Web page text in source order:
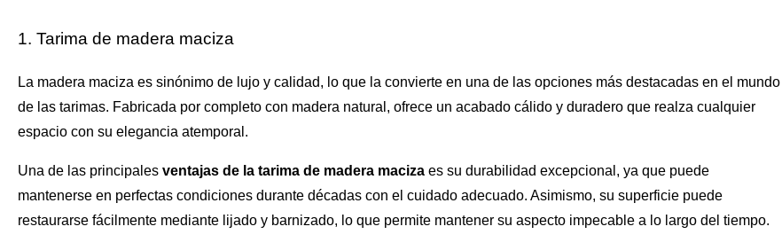
1. Tarima de madera maciza
La madera maciza es sinónimo de lujo y calidad, lo que la convierte en una de las opciones más destacadas en el mundo
de las tarimas. Fabricada por completo con madera natural, ofrece un acabado cálido y duradero que realza cualquier
espacio con su elegancia atemporal.
Una de las principales ventajas de la tarima de madera maciza es su durabilidad excepcional, ya que puede
mantenerse en perfectas condiciones durante décadas con el cuidado adecuado. Asimismo, su superficie puede
restaurarse fácilmente mediante lijado y barnizado, lo que permite mantener su aspecto impecable a lo largo del tiempo.